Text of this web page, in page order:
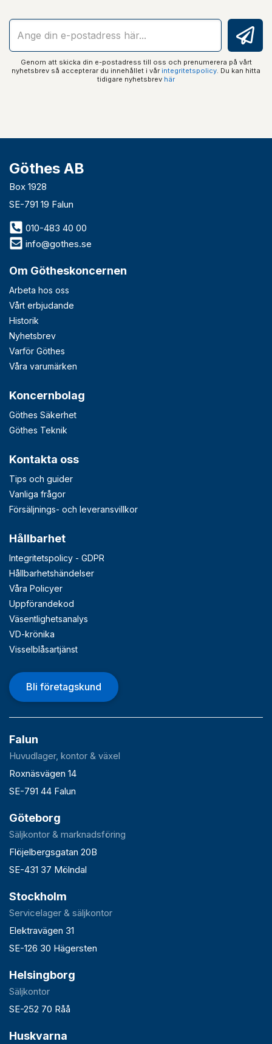
Genom att skicka din e-postadress till oss och prenumerera på vårt
nyhetsbrev så accepterar du innehållet i vår integritetspolicy. Du kan hitta
tidigare nyhetsbrev här
Göthes AB
Box 1928
SE-791 19 Falun
010-483 40 00
info@gothes.se
Om Götheskoncernen
Arbeta hos oss
Vårt erbjudande
Historik
Nyhetsbrev
Varför Göthes
Våra varumärken
Koncernbolag
Göthes Säkerhet
Göthes Teknik
Kontakta oss
Tips och guider
Vanliga frågor
Försäljnings- och leveransvillkor
Hållbarhet
Integritetspolicy - GDPR
Hållbarhetshändelser
Våra Policyer
Uppförandekod
Väsentlighetsanalys
VD-krönika
Visselblåsartjänst
Bli företagskund
Falun
Huvudlager, kontor & växel
Roxnäsvägen 14
SE-791 44 Falun
Göteborg
Säljkontor & marknadsföring
Flöjelbergsgatan 20B
SE-431 37 Mölndal
Stockholm
Servicelager & säljkontor
Elektravägen 31
SE-126 30 Hägersten
Helsingborg
Säljkontor
SE-252 70 Råå
Huskvarna